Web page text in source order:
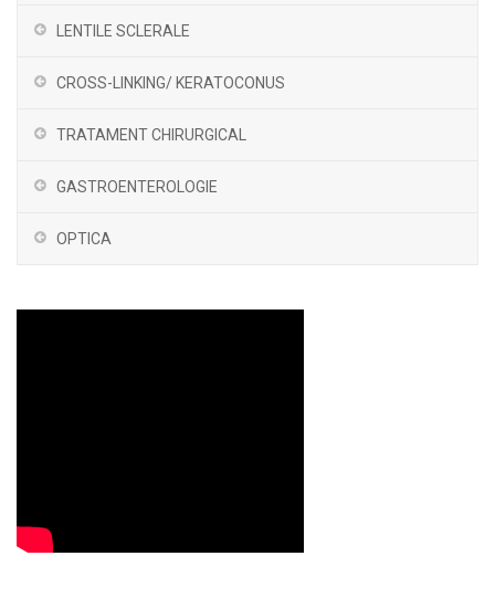
LENTILE SCLERALE
CROSS-LINKING/ KERATOCONUS
TRATAMENT CHIRURGICAL
GASTROENTEROLOGIE
OPTICA